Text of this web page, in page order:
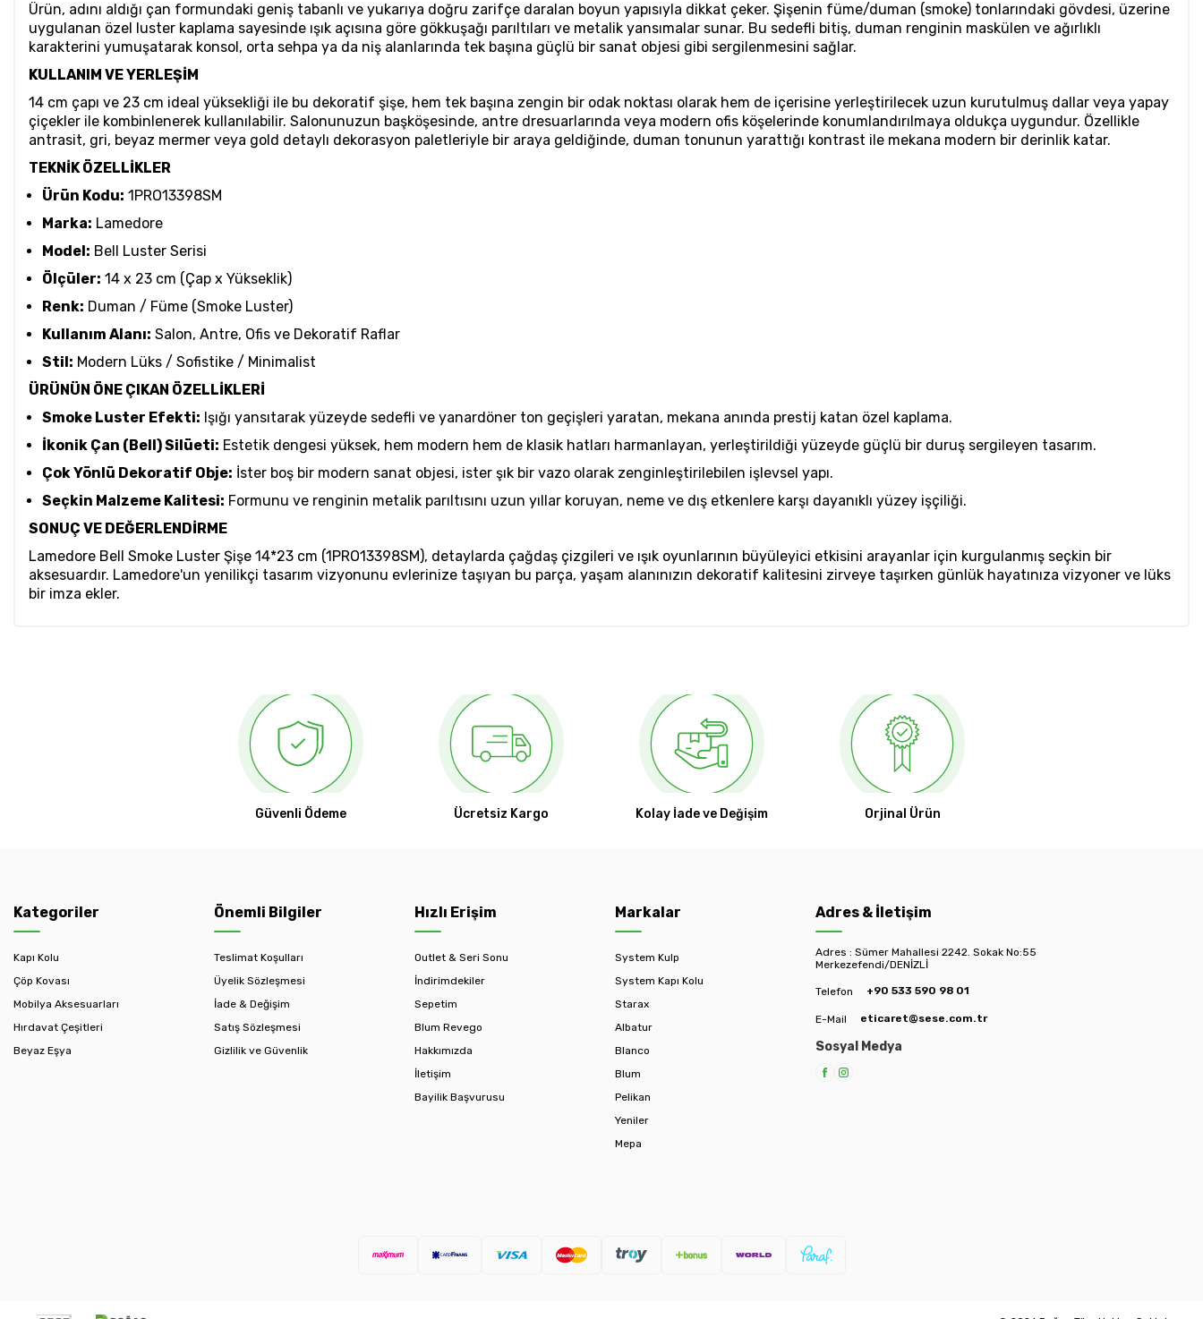
Ürün, adını aldığı çan formundaki geniş tabanlı ve yukarıya doğru zarifçe daralan boyun yapısıyla dikkat çeker. Şişenin füme/duman (smoke) tonlarındaki gövdesi, üzerine
uygulanan özel luster kaplama sayesinde ışık açısına göre gökkuşağı parıltıları ve metalik yansımalar sunar. Bu sedefli bitiş, duman renginin maskülen ve ağırlıklı
karakterini yumuşatarak konsol, orta sehpa ya da niş alanlarında tek başına güçlü bir sanat objesi gibi sergilenmesini sağlar.
KULLANIM VE YERLEŞİM
14 cm çapı ve 23 cm ideal yüksekliği ile bu dekoratif şişe, hem tek başına zengin bir odak noktası olarak hem de içerisine yerleştirilecek uzun kurutulmuş dallar veya yapay
çiçekler ile kombinlenerek kullanılabilir. Salonunuzun başköşesinde, antre dresuarlarında veya modern ofis köşelerinde konumlandırılmaya oldukça uygundur. Özellikle
antrasit, gri, beyaz mermer veya gold detaylı dekorasyon paletleriyle bir araya geldiğinde, duman tonunun yarattığı kontrast ile mekana modern bir derinlik katar.
TEKNİK ÖZELLİKLER
Ürün Kodu: 1PRO13398SM
Marka: Lamedore
Model: Bell Luster Serisi
Ölçüler: 14 x 23 cm (Çap x Yükseklik)
Renk: Duman / Füme (Smoke Luster)
Kullanım Alanı: Salon, Antre, Ofis ve Dekoratif Raflar
Stil: Modern Lüks / Sofistike / Minimalist
ÜRÜNÜN ÖNE ÇIKAN ÖZELLİKLERİ
Smoke Luster Efekti: Işığı yansıtarak yüzeyde sedefli ve yanardöner ton geçişleri yaratan, mekana anında prestij katan özel kaplama.
İkonik Çan (Bell) Silüeti: Estetik dengesi yüksek, hem modern hem de klasik hatları harmanlayan, yerleştirildiği yüzeyde güçlü bir duruş sergileyen tasarım.
Çok Yönlü Dekoratif Obje: İster boş bir modern sanat objesi, ister şık bir vazo olarak zenginleştirilebilen işlevsel yapı.
Seçkin Malzeme Kalitesi: Formunu ve renginin metalik parıltısını uzun yıllar koruyan, neme ve dış etkenlere karşı dayanıklı yüzey işçiliği.
SONUÇ VE DEĞERLENDİRME
Lamedore Bell Smoke Luster Şişe 14*23 cm (1PRO13398SM), detaylarda çağdaş çizgileri ve ışık oyunlarının büyüleyici etkisini arayanlar için kurgulanmış seçkin bir
aksesuardır. Lamedore'un yenilikçi tasarım vizyonunu evlerinize taşıyan bu parça, yaşam alanınızın dekoratif kalitesini zirveye taşırken günlük hayatınıza vizyoner ve lüks
bir imza ekler.
Güvenli Ödeme Ücretsiz Kargo Kolay İade ve Değişim Orjinal Ürün
Kategoriler
Kapı Kolu
Çöp Kovası
Mobilya Aksesuarları
Hırdavat Çeşitleri
Beyaz Eşya
Önemli Bilgiler
Teslimat Koşulları
Üyelik Sözleşmesi
İade & Değişim
Satış Sözleşmesi
Gizlilik ve Güvenlik
Hızlı Erişim
Outlet & Seri Sonu
İndirimdekiler
Sepetim
Blum Revego
Hakkımızda
İletişim
Bayilik Başvurusu
Markalar
System Kulp
System Kapı Kolu
Starax
Albatur
Blanco
Blum
Pelikan
Yeniler
Mepa
Adres & İletişim
Adres : Sümer Mahallesi 2242. Sokak No:55
Merkezefendi/DENİZLİ
Telefon +90 533 590 98 01
E-Mail eticaret@sese.com.tr
Sosyal Medya